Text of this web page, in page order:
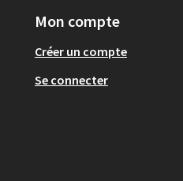
Mon compte
Créer un compte
Se connecter